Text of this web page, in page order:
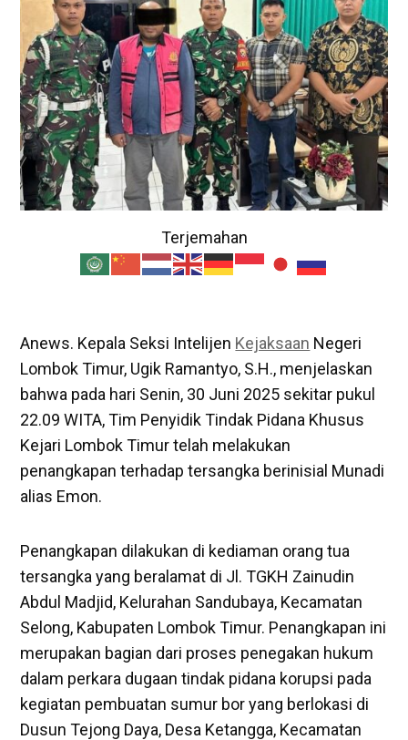
Terjemahan
Anews. Kepala Seksi Intelijen Kejaksaan Negeri
Lombok Timur, Ugik Ramantyo, S.H., menjelaskan
bahwa pada hari Senin, 30 Juni 2025 sekitar pukul
22.09 WITA, Tim Penyidik Tindak Pidana Khusus
Kejari Lombok Timur telah melakukan
penangkapan terhadap tersangka berinisial Munadi
alias Emon.
‎Penangkapan dilakukan di kediaman orang tua
tersangka yang beralamat di Jl. TGKH Zainudin
Abdul Madjid, Kelurahan Sandubaya, Kecamatan
Selong, Kabupaten Lombok Timur. Penangkapan ini
merupakan bagian dari proses penegakan hukum
dalam perkara dugaan tindak pidana korupsi pada
kegiatan pembuatan sumur bor yang berlokasi di
Dusun Tejong Daya, Desa Ketangga, Kecamatan